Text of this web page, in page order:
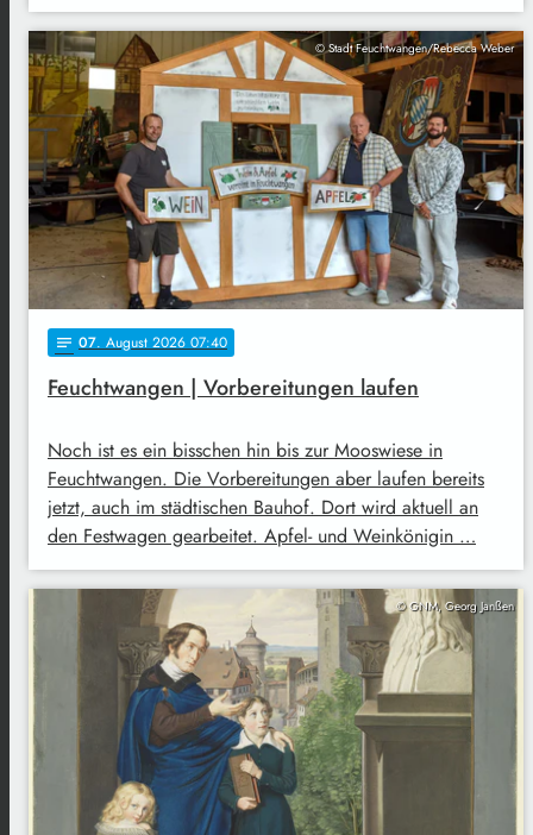
© Stadt Feuchtwangen/Rebecca Weber
notes 07. August 2026 07:40
Feuchtwangen | Vorbereitungen laufen
Noch ist es ein bisschen hin bis zur Mooswiese in
Feuchtwangen. Die Vorbereitungen aber laufen bereits
jetzt, auch im städtischen Bauhof. Dort wird aktuell an
den Festwagen gearbeitet. Apfel- und Weinkönigin …
© GNM, Georg Janßen